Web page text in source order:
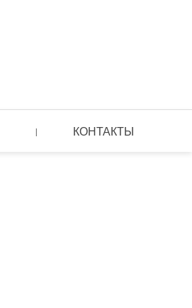
| КОНТАКТЫ